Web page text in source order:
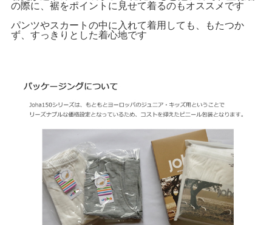
の際に、裾をポイントに見せて着るのもオススメです
パンツやスカートの中に入れて着用しても、もたつか
ず、すっきりとした着心地です